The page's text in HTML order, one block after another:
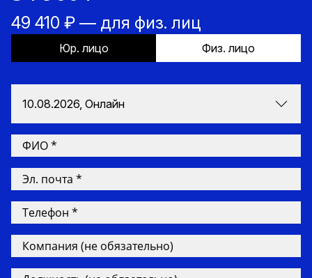
49 410 ₽ — для физ. лиц
Юр. лицо Физ. лицо
10.08.2026, Онлайн